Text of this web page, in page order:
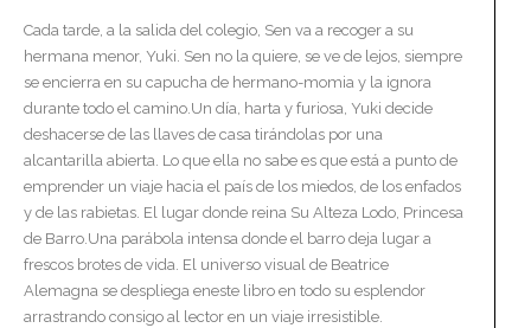
Cada tarde, a la salida del colegio, Sen va a recoger a su
hermana menor, Yuki. Sen no la quiere, se ve de lejos, siempre
se encierra en su capucha de hermano-momia y la ignora
durante todo el camino.Un día, harta y furiosa, Yuki decide
deshacerse de las llaves de casa tirándolas por una
alcantarilla abierta. Lo que ella no sabe es que está a punto de
emprender un viaje hacia el país de los miedos, de los enfados
y de las rabietas. El lugar donde reina Su Alteza Lodo, Princesa
de Barro.Una parábola intensa donde el barro deja lugar a
frescos brotes de vida. El universo visual de Beatrice
Alemagna se despliega eneste libro en todo su esplendor
arrastrando consigo al lector en un viaje irresistible.